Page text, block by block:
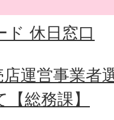
ド 休日窓口
運営事業者
総務課】